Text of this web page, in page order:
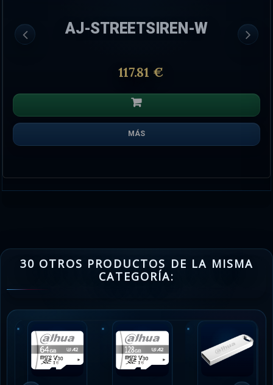
AJ-STREETSIREN-W
117.81 €
MÁS
30 OTROS PRODUCTOS DE LA MISMA
CATEGORÍA: